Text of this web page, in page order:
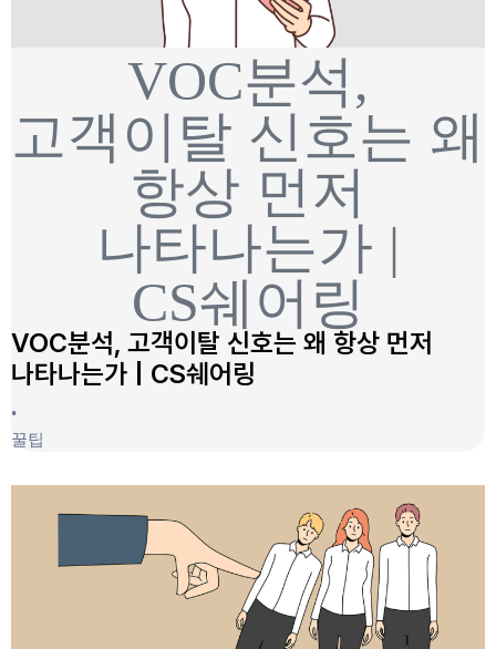
VOC분석,
고객이탈 신호는 왜
항상 먼저
나타나는가 |
CS쉐어링
VOC분석, 고객이탈 신호는 왜 항상 먼저
나타나는가 | CS쉐어링
•
꿀팁